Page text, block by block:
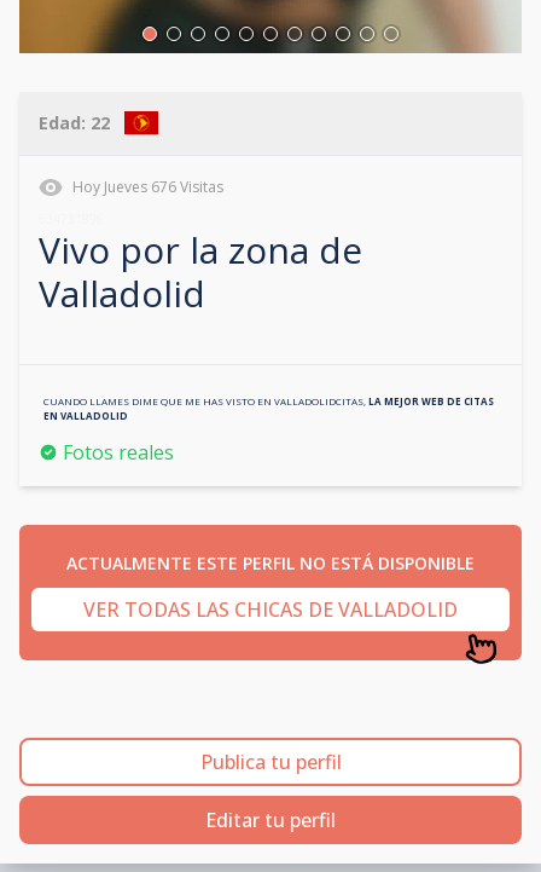
Edad: 22
Hoy Jueves 676Visitas
Vivo por la zona de
Valladolid
CUANDO LLAMES DIME QUE ME HAS VISTO EN VALLADOLIDCITAS LA MEJOR WEB DE CITAS
EN VALLADOLID
Fotos reales
ACTUALMENTE ESTE PERFIL NO ESTÁ DISPONIBLE
VER TODAS LAS CHICAS DE VALLADOLID
Publica tu perfil
Editar tu perfil